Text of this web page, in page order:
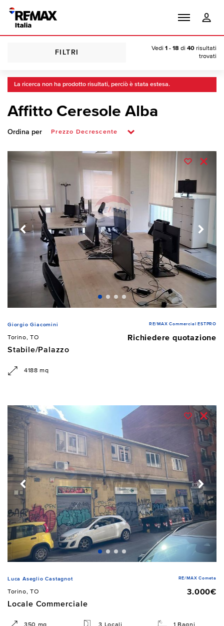
FILTRI
Vedi 1 - 18 di 40 risultati
trovati
La ricerca non ha prodotto risultati, perciò è stata estesa.
Affitto Ceresole Alba
Ordina per
Giorgio Giacomini RE/MAX Commercial ESTPRO
Torino, TO
Richiedere quotazione
Stabile/Palazzo
4188 mq
Luca Aseglio Castagnot RE/MAX Cometa
Torino, TO
3.000€
Locale Commerciale